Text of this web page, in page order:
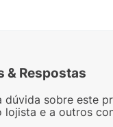
& Respostas
dúvida sobre este
lojista e a outros